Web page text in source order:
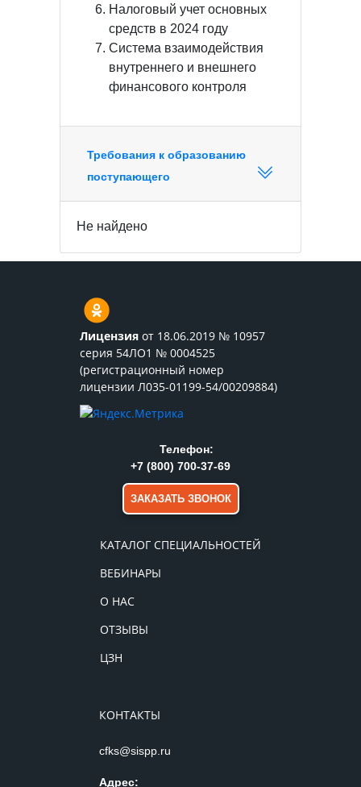
Налоговый учет основных
средств в 2024 году
Система взаимодействия
внутреннего и внешнего
финансового контроля
Требования к образованию
поступающего
Не найдено
Лицензия от 18.06.2019 № 10957
серия 54ЛО1 № 0004525
(регистрационный номер
лицензии Л035-01199-54/00209884)
КАТАЛОГ СПЕЦИАЛЬНОСТЕЙ
ВЕБИНАРЫ
О НАС
ОТЗЫВЫ
ЦЗН
КОНТАКТЫ
cfks@sispp.ru
Адрес:
Телефон:
+7 (800) 700-37-69
ЗАКАЗАТЬ ЗВОНОК